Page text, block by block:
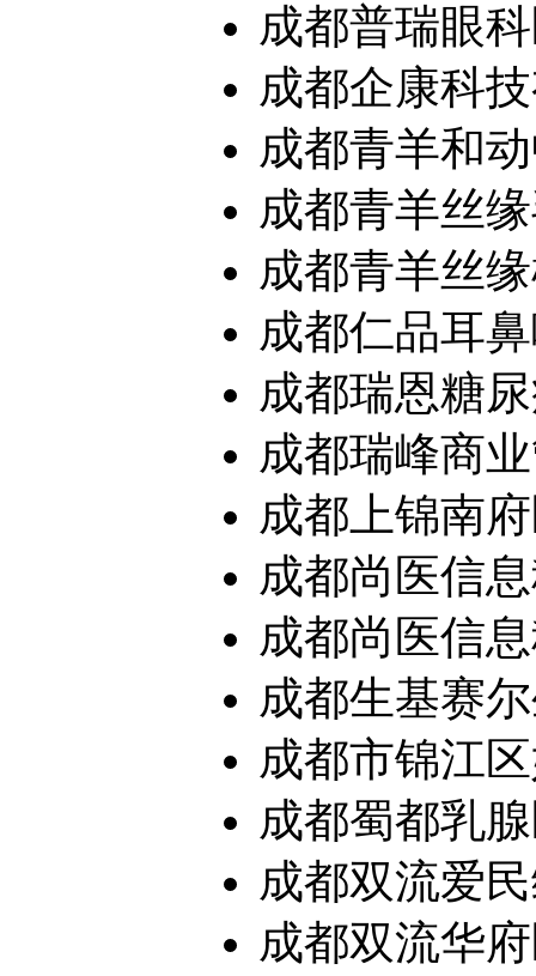
成都普瑞眼
成都企康科
成都青羊和
成都青羊丝
成都青羊丝
成都仁品耳
成都瑞恩糖
成都瑞峰商
成都上锦南
成都尚医信
成都尚医信
成都生基赛
成都市锦江
成都蜀都乳
成都双流爱
成都双流华